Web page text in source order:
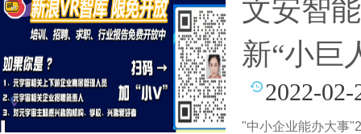
文安智
新“小巨
2022-02-
"中小企业能办大事